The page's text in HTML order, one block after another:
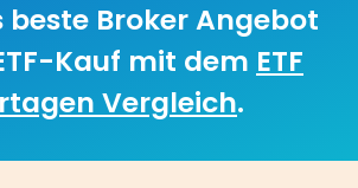
beste Broker Angebot
Kauf mit dem ETF
Vergleich.